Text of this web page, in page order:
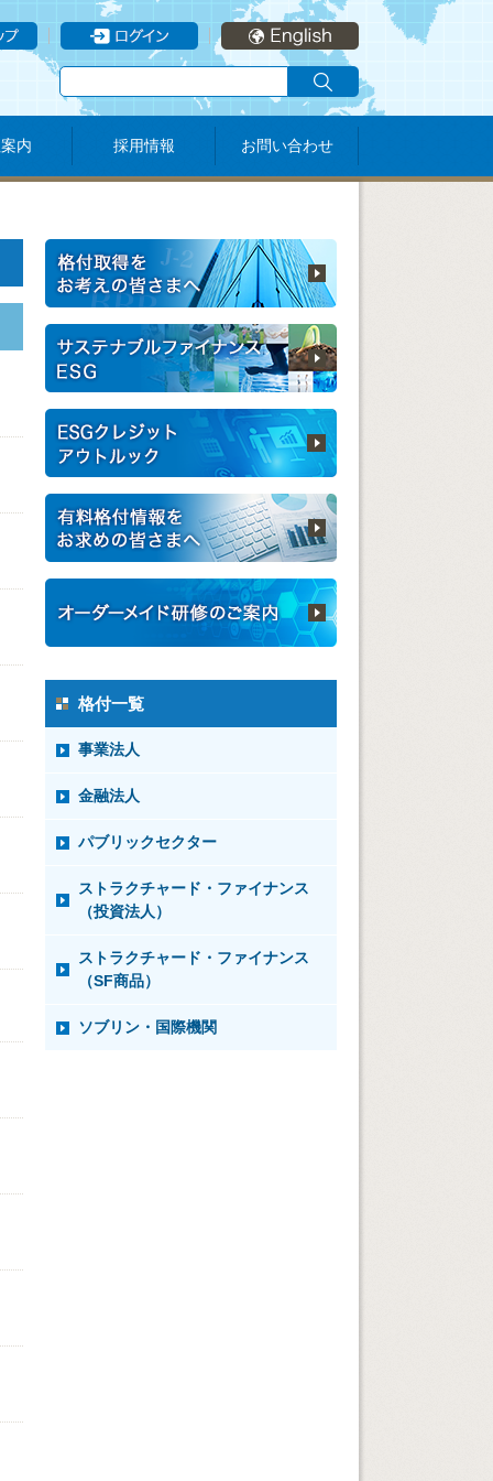
内 採用情報 お問い合わせ
格付一覧
事業法人
金融法人
パブリックセクター
ストラクチャード・ファイナンス
（投資法人）
ストラクチャード・ファイナンス
（SF商品）
ソブリン・国際機関